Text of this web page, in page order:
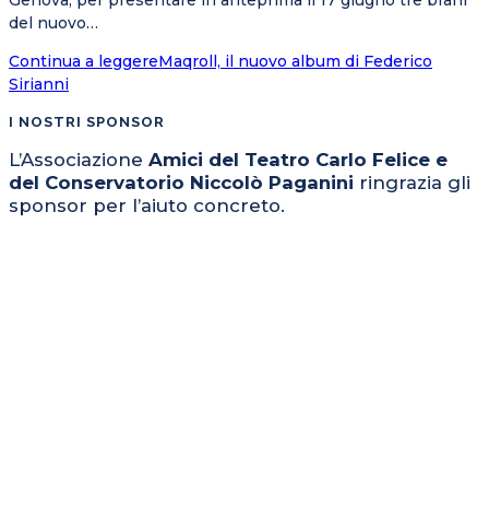
del nuovo…
Continua a leggereMaqroll, il nuovo album di Federico
Sirianni
I NOSTRI SPONSOR
L’Associazione Amici del Teatro Carlo Felice e
del Conservatorio Niccolò Paganini ringrazia gli
sponsor per l’aiuto concreto.